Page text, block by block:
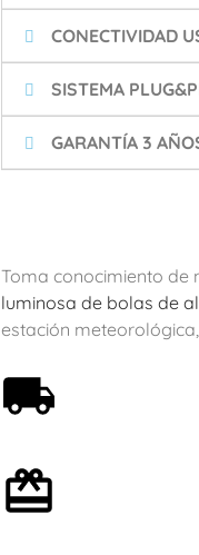
CONECTIVIDAD
SISTEMA
GARANTÍA 3
Toma conocimiento de
luminosa de bolas de
estación